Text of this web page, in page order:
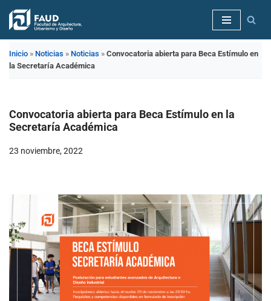
Saltar
contenido
Inicio » Noticias » Noticias » Convocatoria abierta para Beca Estímulo en
la Secretaría Académica
Convocatoria abierta para Beca Estímulo en la
Secretaría Académica
23 noviembre, 2022